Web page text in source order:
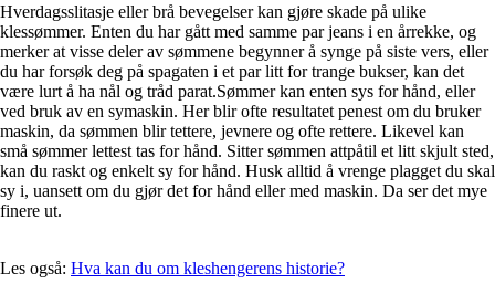
Hverdagsslitasje eller brå bevegelser kan gjøre skade på ulike
klessømmer. Enten du har gått med samme par jeans i en årrekke, og
merker at visse deler av sømmene begynner å synge på siste vers, eller
du har forsøk deg på spagaten i et par litt for trange bukser, kan det
være lurt å ha nål og tråd parat.Sømmer kan enten sys for hånd, eller
ved bruk av en symaskin. Her blir ofte resultatet penest om du bruker
maskin, da sømmen blir tettere, jevnere og ofte rettere. Likevel kan
små sømmer lettest tas for hånd. Sitter sømmen attpåtil et litt skjult sted,
kan du raskt og enkelt sy for hånd. Husk alltid å vrenge plagget du skal
sy i, uansett om du gjør det for hånd eller med maskin. Da ser det mye
finere ut.
Les også: Hva kan du om kleshengerens historie?